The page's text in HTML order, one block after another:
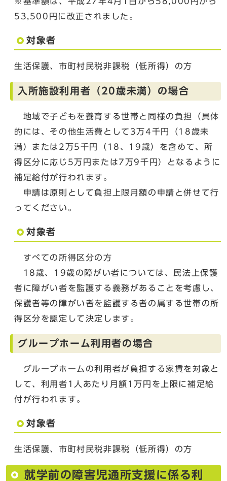
53,500円に改正されました。
対象者
生活保護、市町村民税非課税（低所得）の方
入所施設利用者（20歳未満）の場合
地域で子どもを養育する世帯と同様の負担（具体
的には、その他生活費として3万4千円（18歳未
満）または2万5千円（18、19歳）を含めて、所
得区分に応じ5万円または7万9千円）となるように
補足給付が行われます。
申請は原則として負担上限月額の申請と併せて行
ってください。
対象者
すべての所得区分の方
18歳、19歳の障がい者については、民法上保護
者に障がい者を監護する義務があることを考慮し、
保護者等の障がい者を監護する者の属する世帯の所
得区分を認定して決定します。
グループホーム利用者の場合
グループホームの利用者が負担する家賃を対象と
して、利用者1人あたり月額1万円を上限に補足給
付が行われます。
対象者
生活保護、市町村民税非課税（低所得）の方
就学前の障害児通所支援に係る利